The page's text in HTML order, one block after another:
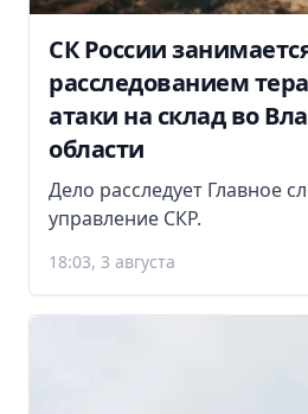
СК России
расследованием
атаки на склад во
области
Дело расследует Главное
управление СКР.
18:03, 3 августа